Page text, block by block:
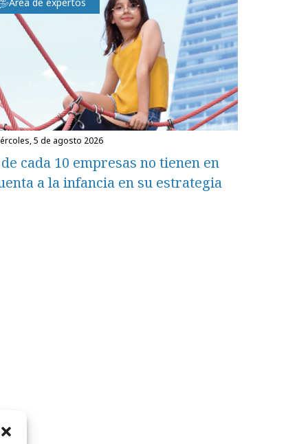
5 de agosto 2026
cada 10 empresas no tienen en
a la infancia en su estrategia